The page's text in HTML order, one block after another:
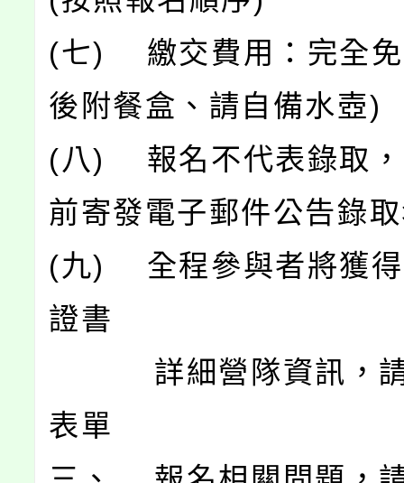
(七) 繳交費用：完全
後附餐盒、請自備水壺)
(八) 報名不代表錄取
前寄發電子郵件公告錄
(九) 全程參與者將獲得
證書
詳細營隊資訊，請
表單